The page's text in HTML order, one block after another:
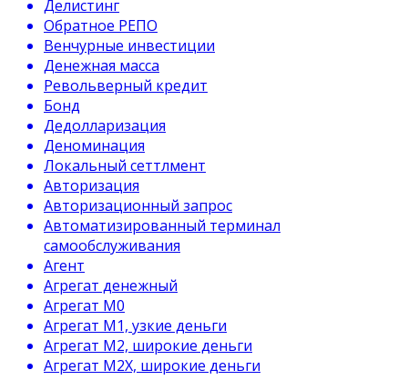
Делистинг
Обратное РЕПО
Венчурные инвестиции
Денежная масса
Револьверный кредит
Бонд
Дедолларизация
Деноминация
Локальный сеттлмент
Авторизация
Авторизационный запрос
Автоматизированный терминал
самообслуживания
Агент
Агрегат денежный
Агрегат М0
Агрегат М1, узкие деньги
Агрегат М2, широкие деньги
Агрегат М2Х, широкие деньги